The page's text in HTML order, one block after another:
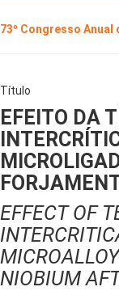
73º Congresso Anual
Título
EFEITO DA
EFFECT OF
NIOBIUM